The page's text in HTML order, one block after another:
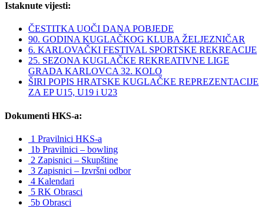
Istaknute vijesti:
ČESTITKA UOČI DANA POBJEDE
90. GODINA KUGLAČKOG KLUBA ŽELJEZNIČAR
6. KARLOVAČKI FESTIVAL SPORTSKE REKREACIJE
25. SEZONA KUGLAČKE REKREATIVNE LIGE
GRADA KARLOVCA 32. KOLO
ŠIRI POPIS HRATSKE KUGLAČKE REPREZENTACIJE
ZA EP U15, U19 i U23
Dokumenti HKS-a:
1 Pravilnici HKS-a
1b Pravilnici – bowling
2 Zapisnici – Skupštine
3 Zapisnici – Izvršni odbor
4 Kalendari
5 RK Obrasci
5b Obrasci